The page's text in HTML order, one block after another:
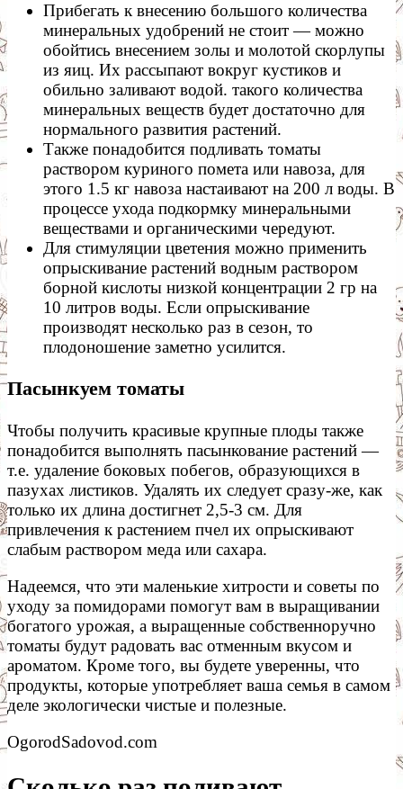
Прибегать к внесению большого количества
минеральных удобрений не стоит — можно
обойтись внесением золы и молотой скорлупы
из яиц. Их рассыпают вокруг кустиков и
обильно заливают водой. такого количества
минеральных веществ будет достаточно для
нормального развития растений.
Также понадобится подливать томаты
раствором куриного помета или навоза, для
этого 1.5 кг навоза настаивают на 200 л воды. В
процессе ухода подкормку минеральными
веществами и органическими чередуют.
Для стимуляции цветения можно применить
опрыскивание растений водным раствором
борной кислоты низкой концентрации 2 гр на
10 литров воды. Если опрыскивание
производят несколько раз в сезон, то
плодоношение заметно усилится.
Пасынкуем томаты
Чтобы получить красивые крупные плоды также
понадобится выполнять пасынкование растений —
т.е. удаление боковых побегов, образующихся в
пазухах листиков. Удалять их следует сразу-же, как
только их длина достигнет 2,5-3 см. Для
привлечения к растением пчел их опрыскивают
слабым раствором меда или сахара.
Надеемся, что эти маленькие хитрости и советы по
уходу за помидорами помогут вам в выращивании
богатого урожая, а выращенные собственноручно
томаты будут радовать вас отменным вкусом и
ароматом. Кроме того, вы будете уверенны, что
продукты, которые употребляет ваша семья в самом
деле экологически чистые и полезные.
OgorodSadovod.com